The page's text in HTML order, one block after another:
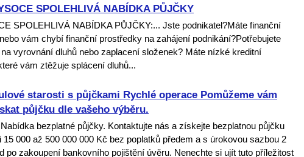
SPOLEHLIVÁ NABÍDKA PŮJČKY
SPOLEHLIVÁ NABÍDKA PŮJČKY:... Jste podnikatel?Máte finanční
vám chybí finanční prostředky na zahájení podnikání?Potřebujete
vyrovnání dluhů nebo zaplacení složenek? Máte nízké kreditní
vám ztěžuje splácení dluhů...
starosti s půjčkami Rychlé operace Pomůžeme vám
půjčku dle vašeho výběru.
bezplatné půjčky. Kontaktujte nás a získejte bezplatnou půjčku
15 000 až 500 000 000 Kč bez poplatků předem a s úrokovou sazbou 2
po zakoupení bankovního pojištění úvěru. Nenechte si ujít tuto příležitost